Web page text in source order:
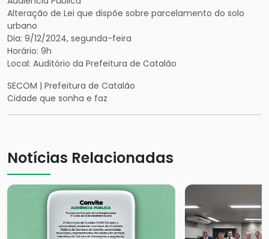
Alteração de Lei que dispõe sobre parcelamento do solo
urbano
Dia: 9/12/2024, segunda-feira
Horário: 9h
Local: Auditório da Prefeitura de Catalão
SECOM | Prefeitura de Catalão
Cidade que sonha e faz
Notícias Relacionadas